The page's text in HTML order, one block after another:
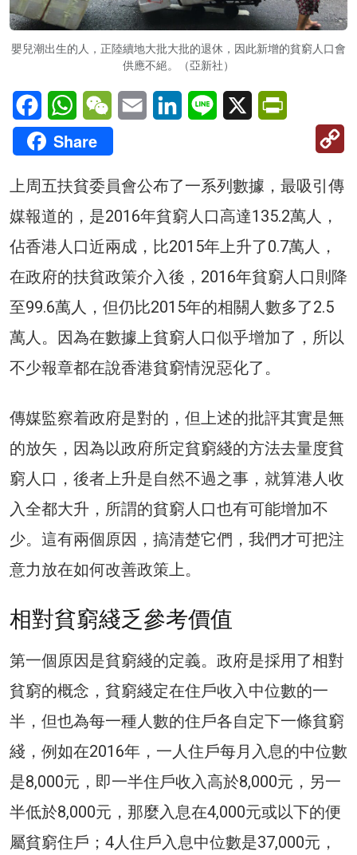
嬰兒潮出生的人，正陸續地大批大批的退休，因此新增的貧窮人口會
供應不絕。（亞新社）
FacebookWhatsAppWeChatEmail LinkedInLine X
Share
上周五扶貧委員會公布了一系列數據，最吸引傳
媒報道的，是2016年貧窮人口高達135.2萬人，
佔香港人口近兩成，比2015年上升了0.7萬人，
在政府的扶貧政策介入後，2016年貧窮人口則降
至99.6萬人，但仍比2015年的相關人數多了2.5
萬人。因為在數據上貧窮人口似乎增加了，所以
不少報章都在說香港貧窮情況惡化了。
傳媒監察着政府是對的，但上述的批評其實是無
的放矢，因為以政府所定貧窮綫的方法去量度貧
窮人口，後者上升是自然不過之事，就算港人收
入全都大升，所謂的貧窮人口也有可能增加不
少。這有兩個原因，搞清楚它們，我們才可把注
意力放在如何改善政策上。
相對貧窮綫乏參考價值
第一個原因是貧窮綫的定義。政府是採用了相對
貧窮的概念，貧窮綫定在住戶收入中位數的一
半，但也為每一種人數的住戶各自定下一條貧窮
綫，例如在2016年，一人住戶每月入息的中位數
是8,000元，即一半住戶收入高於8,000元，另一
半低於8,000元，那麼入息在4,000元或以下的便
屬貧窮住戶；4人住戶入息中位數是37,000元，